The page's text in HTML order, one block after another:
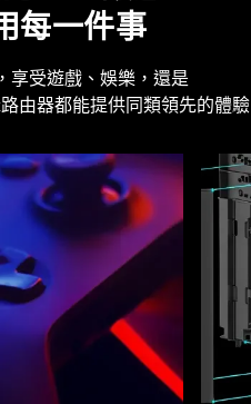
每一件事
享受遊戲、娛樂，還是
由器都能提供同類領先的體